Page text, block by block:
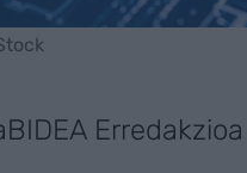
Erredakzioa